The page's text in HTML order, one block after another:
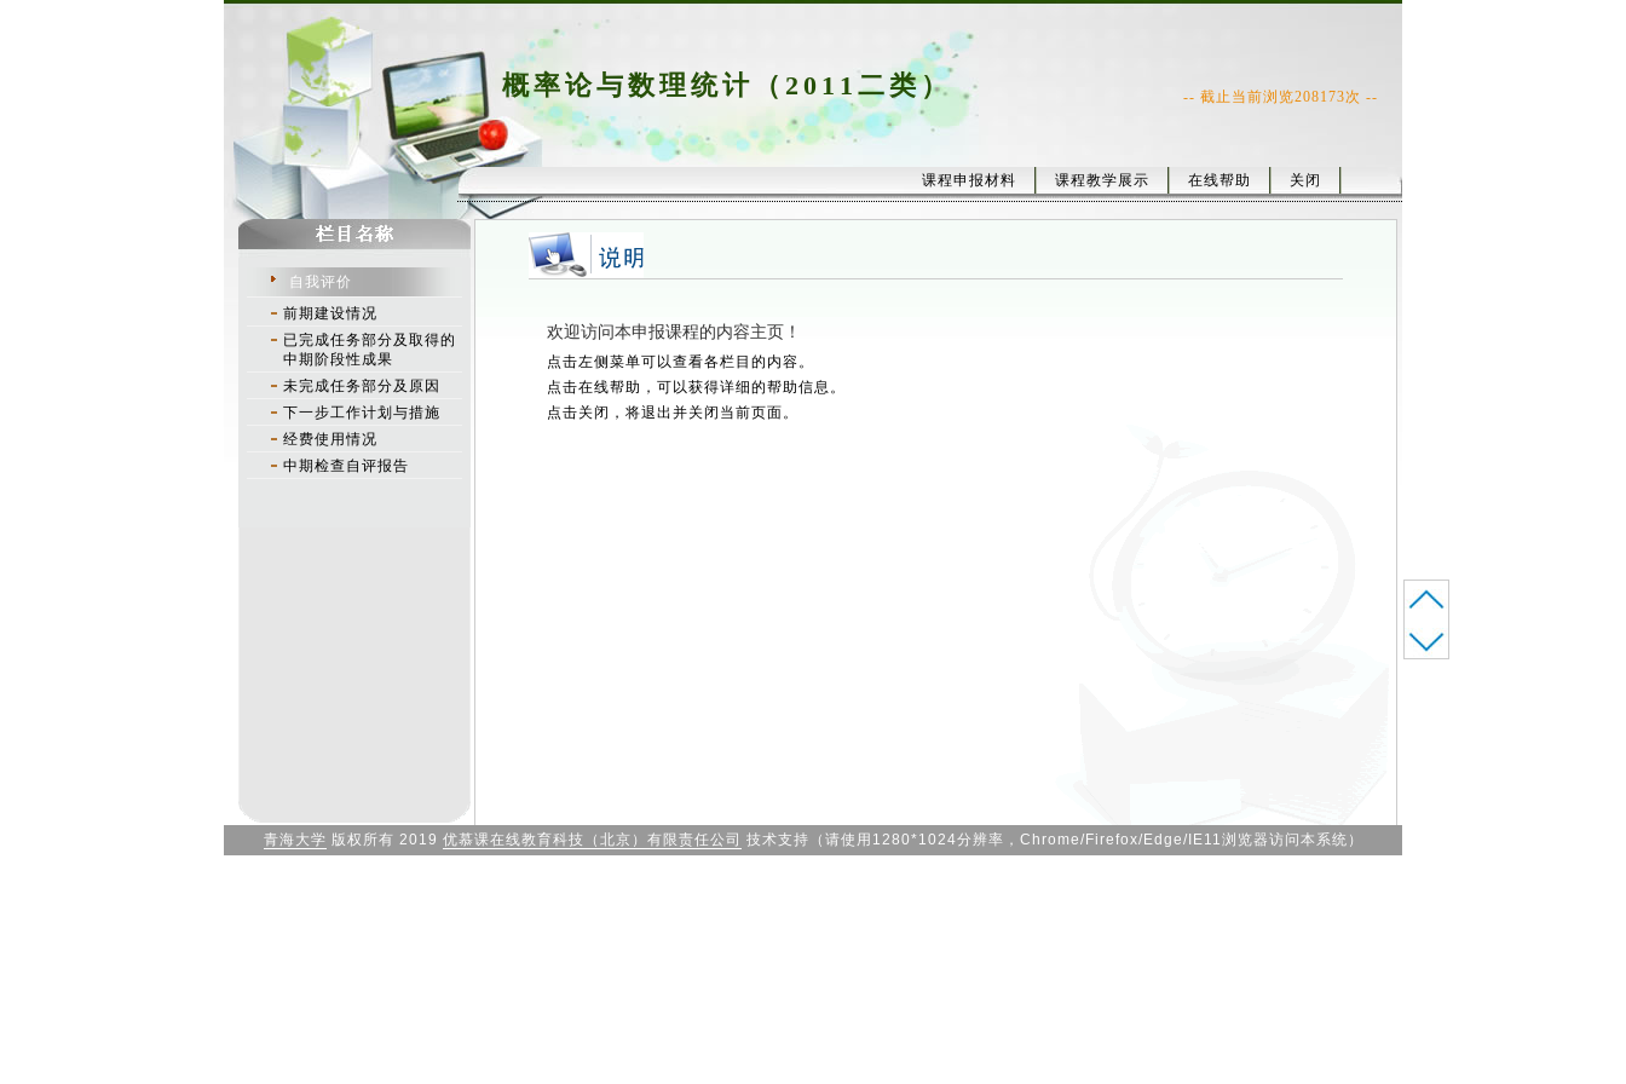
概率论与数理统计（2011二类） -- 截止当前浏览208173次 --
课程申报材料 课程教学展示 在线帮助 关闭
自我评价
前期建设情况
已完成任务部分及取得的
中期阶段性成果
未完成任务部分及原因
下一步工作计划与措施
经费使用情况
中期检查自评报告
青海大学 版权所有 2019 优慕课在线教育科技（北京）有限责任公司 技术支持（请使用1280*1024分辨率，Chrome/Firefox/Edge/IE11浏览器访问本系统）